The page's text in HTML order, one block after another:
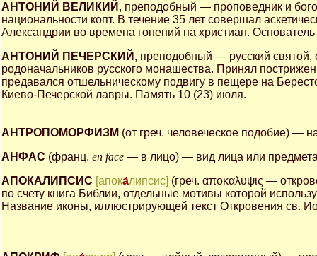
АНТОНИЙ ВЕЛИКИЙ , преподобный — проповедник и
национальности копт. В течение 35 лет совершал
Александрии во времена гонений на христиан.
АНТОНИЙ ПЕЧЕРСКИЙ , преподобный — русский святой,
родоначальников русского монашества. Принял
предавался отшельническому подвигу в пещере на
Киево-Печерской лавры. Память 10 (23) июля.
АНТРОПОМОРФИЗМ (от греч. человеческое подобие) —
АНФАС (франц. en face — в лицо) — вид лица или
АПОКАЛИПСИС [апока́липсис] (греч. αποκαλυψις —
по счету книга Библии, отдельные мотивы которой
Название иконы, иллюстрирующей текст Откровения св.